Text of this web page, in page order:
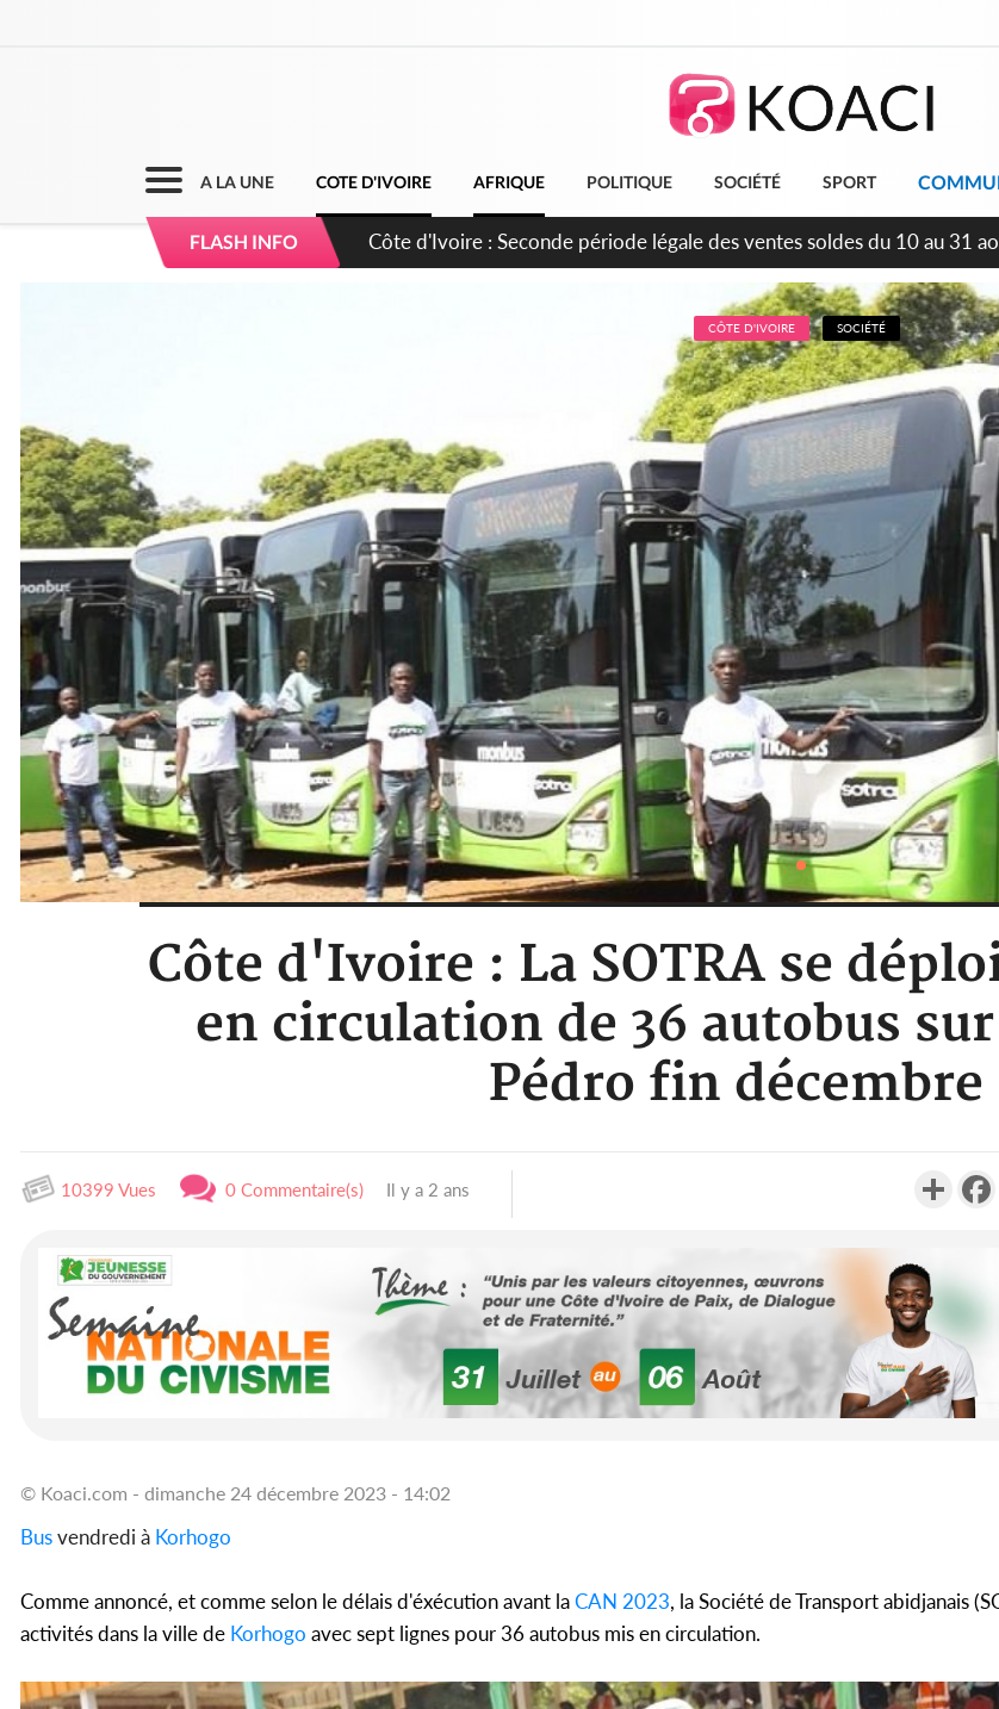
A LA UNE COTE D'IVOIRE AFRIQUE POLITIQUE SOCIÉTÉ SPORT
FLASH INFO
Côte d'Ivoire : 66 ans d'Indépendance, Affi au Chef de l'Etat : « Le
CÔTE D'IVOIRE SOCIÉTÉ
Côte d'Ivoire : La SOTRA se
en circulation de 36 autobus
Pédro fin décembre
10399 Vues 0 Commentaire(s) Il y a 2 ans
© Koaci.com - dimanche 24 décembre 2023 - 14:02
Busvendredi à Korhogo
Comme annoncé, et comme selon le délais d'éxécution avant laCAN 2023, la Société de Transport abidjanais
activités dans la ville de Korhogo avec sept lignes pour 36 autobus mis en circulation.
SOCIÉTÉ
Côte d'Ivoire : Seconde
période légale des ventes
soldes du 10 au 31 août 2...
POLITIQUE